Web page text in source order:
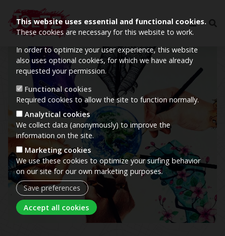
This website uses essential and functional cookies.
These cookies are necessary for this website to work.
In order to optimize your user experience, this website
also uses optional cookies, for which we have already
requested your permission.
Functional cookies
Required cookies to allow the site to function normally.
Analytical cookies
We collect data (anonymously) to improve the
information on the site.
Marketing cookies
We use these cookies to optimize your surfing behavior
on our site for our own marketing purposes.
Save preferences
Accept all cookies Withdraw consent
Image